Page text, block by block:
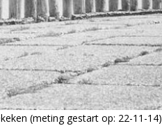
(meting gestart op: 22-11-14)